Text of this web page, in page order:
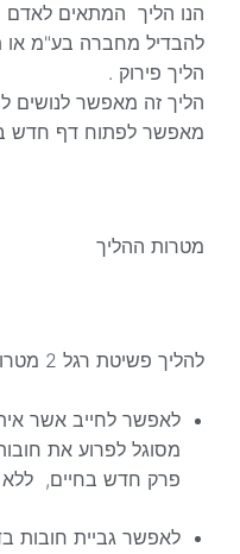
הנו הליך המתאים
להבדיל מחברה בע"מ או
הליך פירוק .
הליך זה מאפשר לנושים
מאפשר לפתוח דף חדש
מטרות ההליך
להליך פשיטת רגל 2 מטרות מרכזיות :
לאפשר לחייב אשר
מסוגל לפרוע את
פרק חדש בחיים, ללא
לאפשר גביית חובות